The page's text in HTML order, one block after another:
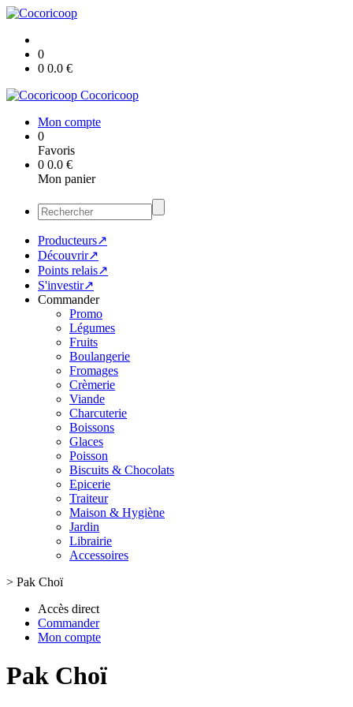
0
0 0.0 €
Cocoricoop
Mon compte
0
Favoris
0 0.0 €
Mon panier
Producteurs↗
Découvrir↗
Points relais↗
S'investir↗
Commander
Promo
Légumes
Fruits
Boulangerie
Fromages
Crèmerie
Viande
Charcuterie
Boissons
Glaces
Poisson
Biscuits & Chocolats
Epicerie
Traiteur
Maison & Hygiène
Jardin
Librairie
Accessoires
> Pak Choï
Accès direct
Commander
Mon compte
Pak Choï